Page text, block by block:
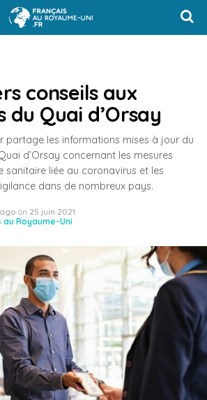
conseils aux
du Quai d’Orsay
partage les informations mises à jour du
d’Orsay concernant les mesures
sanitaire liée au coronavirus et les
dans de nombreux pays.
on 25 juin 2021
au Royaume-Uni